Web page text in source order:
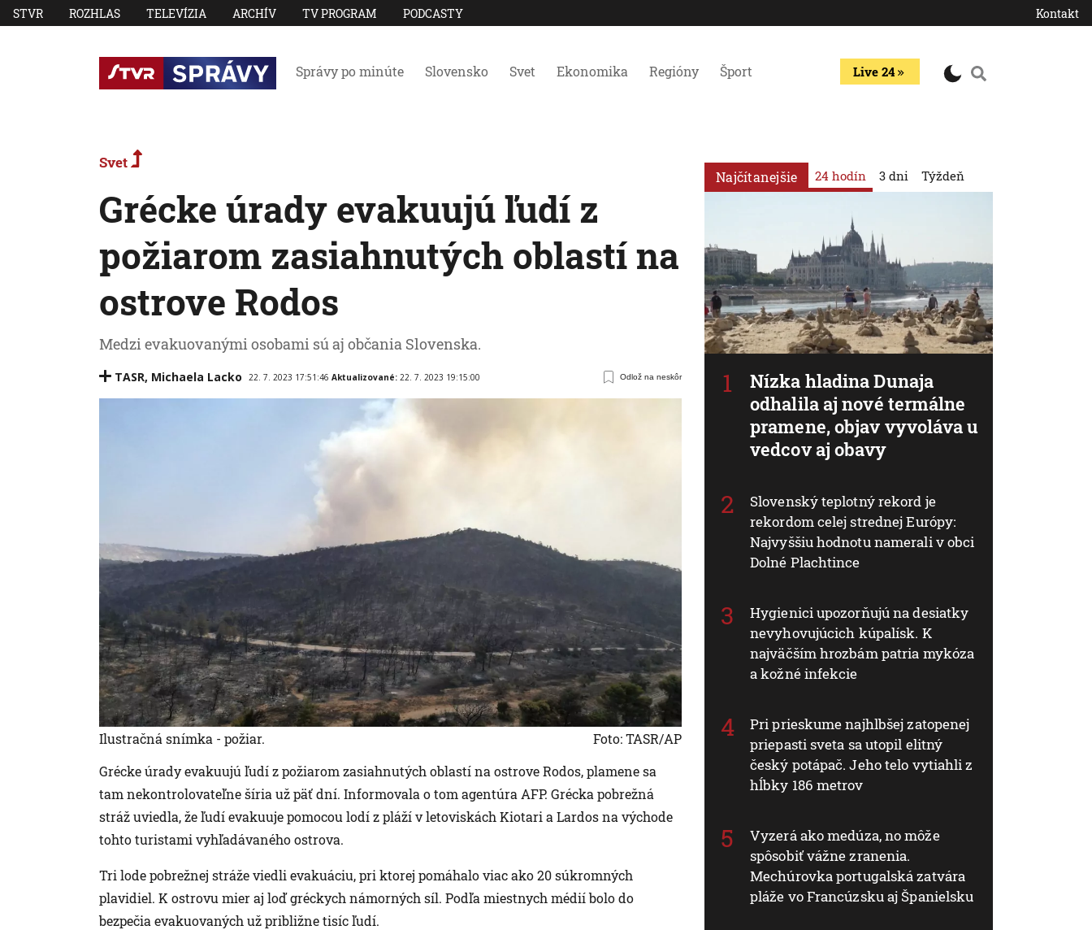
STVR ROZHLAS TELEVÍZIA ARCHÍV TV PROGRAM PODCASTY Kontakt
Správy po minúte Slovensko Svet Ekonomika Regióny Šport Live 24
Svet
Grécke úrady evakuujú ľudí z
požiarom zasiahnutých oblastí na
ostrove Rodos
Medzi evakuovanými osobami sú aj občania Slovenska.
TASR, Michaela Lacko 22. 7. 2023 17:51:46 Aktualizované: 22. 7. 2023 19:15:00 Odlož na neskôr
Ilustračná snímka - požiar.
Foto: TASR/AP
Grécke úrady evakuujú ľudí z požiarom zasiahnutých oblastí na ostrove Rodos, plamene sa
tam nekontrolovateľne šíria už päť dní. Informovala o tom agentúra AFP. Grécka pobrežná
stráž uviedla, že ľudí evakuuje pomocou lodí z pláží v letoviskách Kiotari a Lardos na východe
tohto turistami vyhľadávaného ostrova.
Tri lode pobrežnej stráže viedli evakuáciu, pri ktorej pomáhalo viac ako 20 súkromných
plavidiel. K ostrovu mier aj loď gréckych námorných síl. Podľa miestnych médií bolo do
bezpečia evakuovaných už približne tisíc ľudí.
Najčítanejšie 24 hodín
Nízka hladina Dunaja
odhalila aj nové termálne
pramene, objav vyvoláva u
vedcov aj obavy
Slovenský teplotný rekord je
rekordom celej strednej Európy:
Najvyššiu hodnotu namerali v obci
Dolné Plachtince
Hygienici upozorňujú na desiatky
nevyhovujúcich kúpalísk. K
najväčším hrozbám patria mykóza
a kožné infekcie
Pri prieskume najhlbšej zatopenej
priepasti sveta sa utopil elitný
český potápač. Jeho telo vytiahli z
hĺbky 186 metrov
Vyzerá ako medúza, no môže
spôsobiť vážne zranenia.
Mechúrovka portugalská zatvára
pláže vo Francúzsku aj Španielsku
3 dni Týždeň